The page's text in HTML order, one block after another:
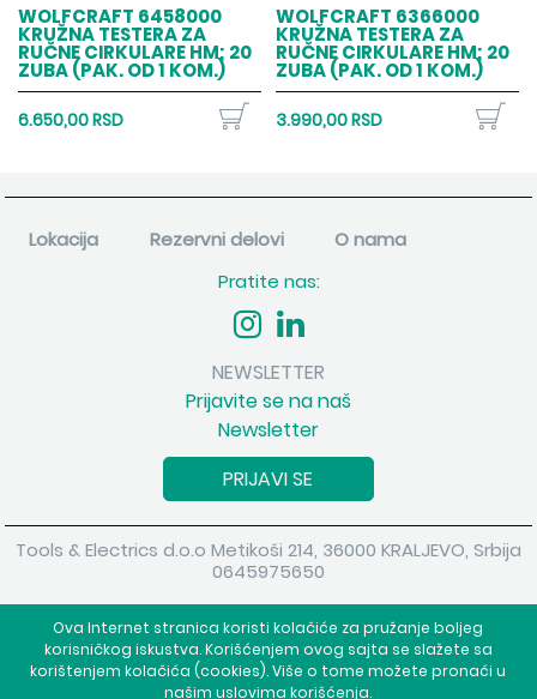
Ova Internet stranica koristi kolačiće za pružanje boljeg
korisničkog iskustva. Korišćenjem ovog sajta se slažete sa
korištenjem kolačića (cookies). Više o tome možete pronaći u
našim uslovima korišćenja.
WOLFCRAFT 6458000
KRUŽNA TESTERA ZA
RUČNE CIRKULARE HM; 20
ZUBA (PAK. OD 1 KOM.)
6.650,00 RSD
WOLFCRAFT 6366000
KRUŽNA TESTERA ZA
RUČNE CIRKULARE HM; 20
ZUBA (PAK. OD 1 KOM.)
3.990,00 RSD
Lokacija Rezervni delovi
O nama
Pratite nas:
NEWSLETTER
Prijavite se na naš
Newsletter
PRIJAVI SE
Tools & Electrics d.o.o Metikoši 214, 36000 KRALJEVO, Srbija
0645975650
Powered byshopen.com